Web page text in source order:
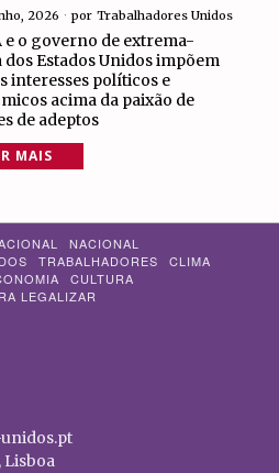
2026 por Trabalhadores Unidos
e o governo de extrema-
dos Estados Unidos impõem
interesses políticos e
acima da paixão de
de adeptos
MAIS
NACIONAL
TRABALHADORES
CLIMA
CULTURA
LEGALIZAR
Lisboa